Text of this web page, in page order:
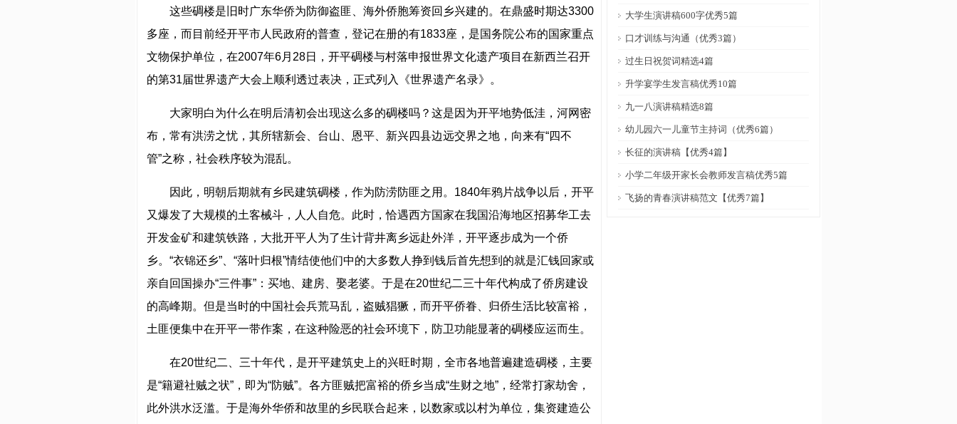
这些碉楼是旧时广东华侨为防御盗匪、海外侨胞筹资回乡兴建的。在鼎盛时期达3300
多座，而目前经开平市人民政府的普查，登记在册的有1833座，是国务院公布的国家重点
文物保护单位，在2007年6月28日，开平碉楼与村落申报世界文化遗产项目在新西兰召开
的第31届世界遗产大会上顺利透过表决，正式列入《世界遗产名录》。
大家明白为什么在明后清初会出现这么多的碉楼吗？这是因为开平地势低洼，河网密
布，常有洪涝之忧，其所辖新会、台山、恩平、新兴四县边远交界之地，向来有“四不
管”之称，社会秩序较为混乱。
因此，明朝后期就有乡民建筑碉楼，作为防涝防匪之用。1840年鸦片战争以后，开平
又爆发了大规模的土客械斗，人人自危。此时，恰遇西方国家在我国沿海地区招募华工去
开发金矿和建筑铁路，大批开平人为了生计背井离乡远赴外洋，开平逐步成为一个侨
乡。“衣锦还乡”、“落叶归根”情结使他们中的大多数人挣到钱后首先想到的就是汇钱回家或
亲自回国操办“三件事”：买地、建房、娶老婆。于是在20世纪二三十年代构成了侨房建设
的高峰期。但是当时的中国社会兵荒马乱，盗贼猖獗，而开平侨眷、归侨生活比较富裕，
土匪便集中在开平一带作案，在这种险恶的社会环境下，防卫功能显著的碉楼应运而生。
在20世纪二、三十年代，是开平建筑史上的兴旺时期，全市各地普遍建造碉楼，主要
是“籍避社贼之状”，即为“防贼”。各方匪贼把富裕的侨乡当成“生财之地”，经常打家劫舍，
此外洪水泛滥。于是海外华侨和故里的乡民联合起来，以数家或以村为单位，集资建造公
大学生演讲稿600字优秀5篇
口才训练与沟通（优秀3篇）
过生日祝贺词精选4篇
升学宴学生发言稿优秀10篇
九一八演讲稿精选8篇
幼儿园六一儿童节主持词（优秀6篇）
长征的演讲稿【优秀4篇】
小学二年级开家长会教师发言稿优秀5篇
飞扬的青春演讲稿范文【优秀7篇】